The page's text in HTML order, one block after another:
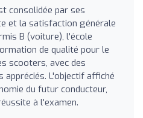
consolidée par ses
et la satisfaction générale
B (voiture), l'école
de qualité pour le
scooters, avec des
L'objectif affiché
du futur conducteur,
à l'examen.